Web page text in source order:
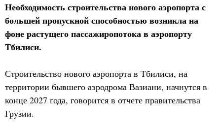
Необходимость строительства нового аэропорта с
большей пропускной способностью возникла на
фоне растущего пассажиропотока в аэропорту
Тбилиси.
Строительство нового аэропорта в Тбилиси, на
территории бывшего аэродрома Вазиани, начнутся в
конце 2027 года, говорится в отчете правительства
Грузии.